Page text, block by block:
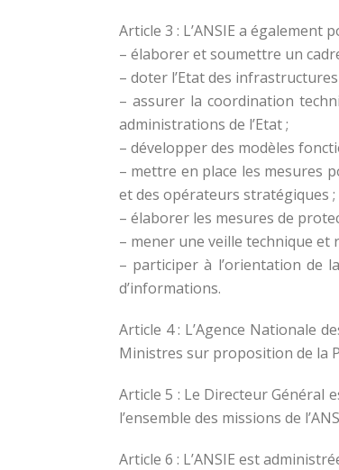
Article 3 : L’ANSIE a également
– élaborer et soumettre un
– doter l’Etat des
– assurer la coordination
administrations de l’Etat ;
– développer des modèles
– mettre en place les mesures
et des opérateurs stratégiques ;
– élaborer les mesures de
– mener une veille technique
– participer à l’orientation de
d’informations.
Article 4 : L’Agence Nationale
Ministres sur proposition de la
Article 5 : Le Directeur Général
l’ensemble des missions de
Article 6 : L’ANSIE est